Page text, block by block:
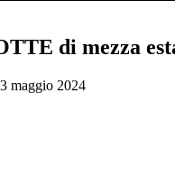
di mezza
maggio 2024